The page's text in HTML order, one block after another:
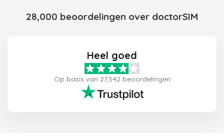
28,000 beoordelingen over doctorSIM
Heel goed
Op basis van 27,542 beoordelingen